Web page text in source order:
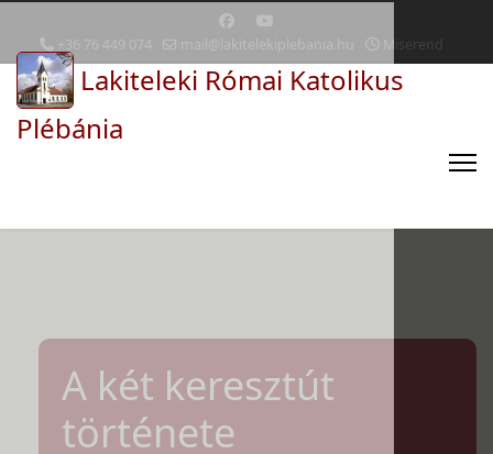
+36 76 449 074 mail@lakitelekiplebania.hu Miserend
Lakiteleki Római Katolikus
Plébánia
A két keresztút
története